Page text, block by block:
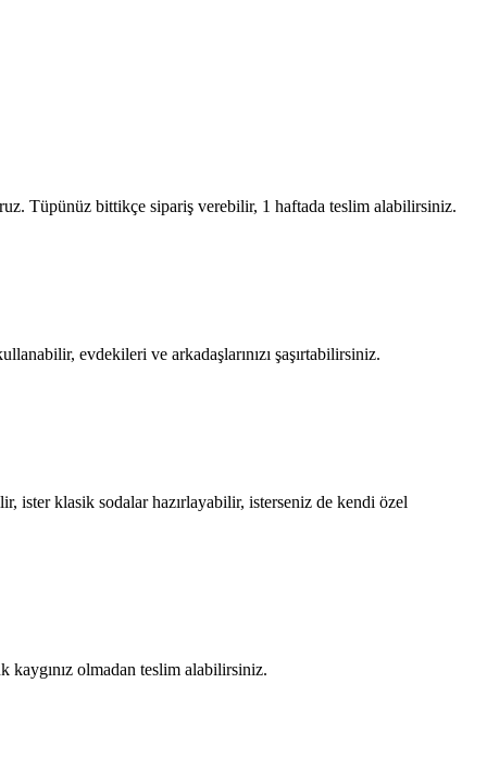
Tüpünüz bittikçe sipariş verebilir, 1 haftada teslim alabilirsiniz.
evdekileri ve arkadaşlarınızı şaşırtabilirsiniz.
ister klasik sodalar hazırlayabilir, isterseniz de kendi özel
kaygınız olmadan teslim alabilirsiniz.